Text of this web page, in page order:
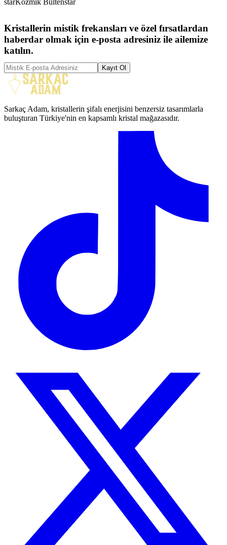
starKozmik Bültenstar
Kristallerin mistik frekansları ve özel fırsatlardan
haberdar olmak için e-posta adresiniz ile ailemize
katılın.
Kayıt Ol
Sarkaç Adam, kristallerin şifalı enerjisini benzersiz tasarımlarla
buluşturan Türkiye'nin en kapsamlı kristal mağazasıdır.